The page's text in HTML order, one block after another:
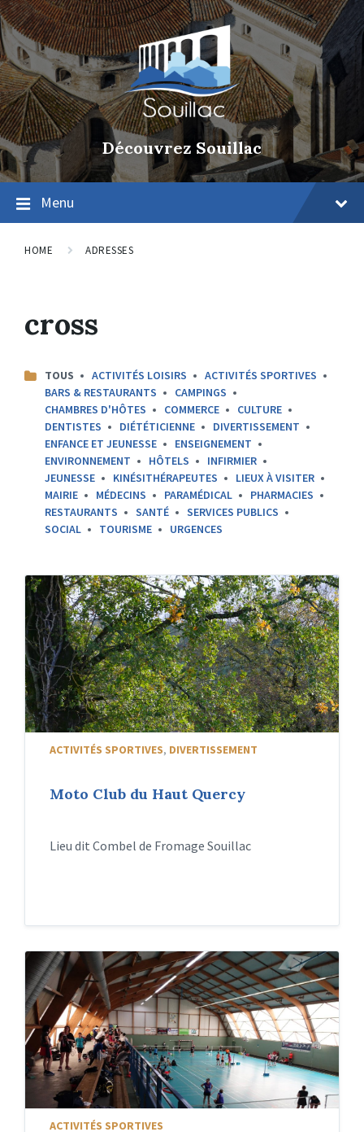
Découvrez Souillac
Menu
HOME ADRESSES
cross
CATEGORIES:
TOUS ACTIVITÉS LOISIRS
ACTIVITÉS SPORTIVES
BARS & RESTAURANTS
CAMPINGS
CHAMBRES D'HÔTES
COMMERCE
CULTURE
DENTISTES
DIÉTÉTICIENNE
DIVERTISSEMENT
ENFANCE ET JEUNESSE
ENSEIGNEMENT
ENVIRONNEMENT
HÔTELS
INFIRMIER
JEUNESSE
KINÉSITHÉRAPEUTES
LIEUX À VISITER
MAIRIE
MÉDECINS PARAMÉDICAL
PHARMACIES
RESTAURANTS
SANTÉ
SERVICES PUBLICS
SOCIAL
TOURISME URGENCES
ACTIVITÉS SPORTIVES, DIVERTISSEMENT
Moto Club du Haut Quercy
Lieu dit Combel de Fromage Souillac
ACTIVITÉS SPORTIVES